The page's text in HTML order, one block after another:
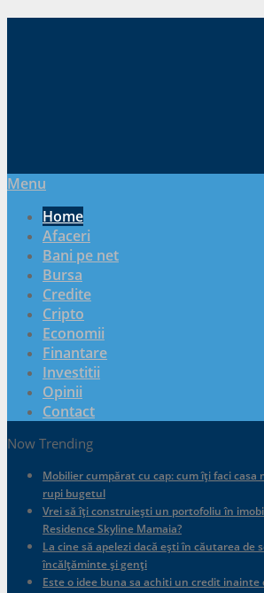
Menu
Home
Afaceri
Bani pe net
Bursa
Credite
Cripto
Economii
Finantare
Investitii
Opinii
Contact
Now Trending
Mobilier cumpărat cu cap: cum îți faci casa
rupi bugetul
Vrei să îți construiești un portofoliu în
Residence Skyline Mamaia?
La cine să apelezi dacă ești în căutarea de
încălțăminte și genți
Este o idee buna sa achiti un credit inainte